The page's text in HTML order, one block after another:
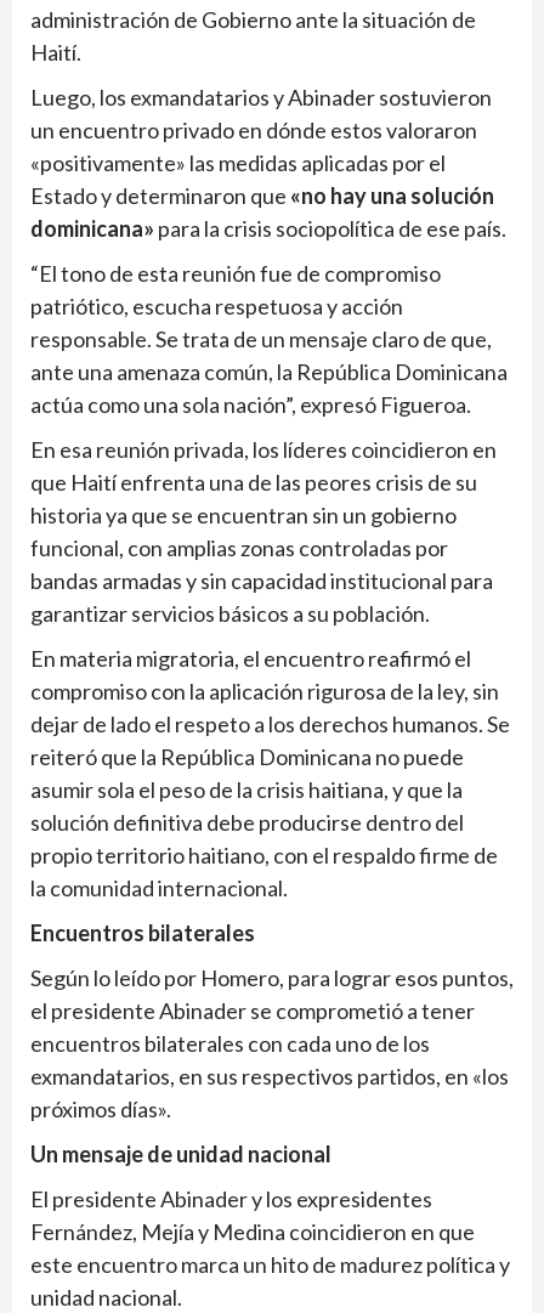
administración de Gobierno ante la situación de
Haití.
Luego, los exmandatarios y Abinader sostuvieron
un encuentro privado en dónde estos valoraron
«positivamente» las medidas aplicadas por el
Estado y determinaron que «no hay una solución
dominicana» para la crisis sociopolítica de ese país.
“El tono de esta reunión fue de compromiso
patriótico, escucha respetuosa y acción
responsable. Se trata de un mensaje claro de que,
ante una amenaza común, la República Dominicana
actúa como una sola nación”, expresó Figueroa.
En esa reunión privada, los líderes coincidieron en
que Haití enfrenta una de las peores crisis de su
historia ya que se encuentran sin un gobierno
funcional, con amplias zonas controladas por
bandas armadas y sin capacidad institucional para
garantizar servicios básicos a su población.
En materia migratoria, el encuentro reafirmó el
compromiso con la aplicación rigurosa de la ley, sin
dejar de lado el respeto a los derechos humanos. Se
reiteró que la República Dominicana no puede
asumir sola el peso de la crisis haitiana, y que la
solución definitiva debe producirse dentro del
propio territorio haitiano, con el respaldo firme de
la comunidad internacional.
Encuentros bilaterales
Según lo leído por Homero, para lograr esos puntos,
el presidente Abinader se comprometió a tener
encuentros bilaterales con cada uno de los
exmandatarios, en sus respectivos partidos, en «los
próximos días».
Un mensaje de unidad nacional
El presidente Abinader y los expresidentes
Fernández, Mejía y Medina coincidieron en que
este encuentro marca un hito de madurez política y
unidad nacional.